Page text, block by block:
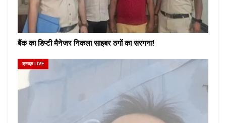
बैंक का डिप्टी मैनेजर निकला साइबर ठगों का सरगना!
क्राइम LIVE